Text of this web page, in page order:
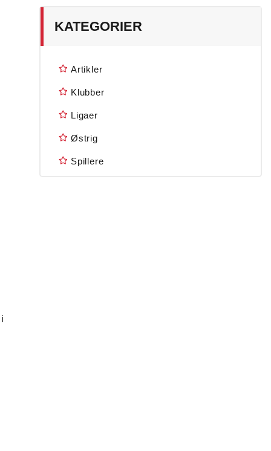
KATEGORIER
Artikler
Klubber
Ligaer
Østrig
Spillere